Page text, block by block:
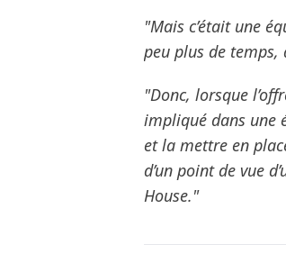
"Mais c’était une
peu plus de
"Donc, lorsque
impliqué dans une
et la mettre en
d’un point de vue
House."